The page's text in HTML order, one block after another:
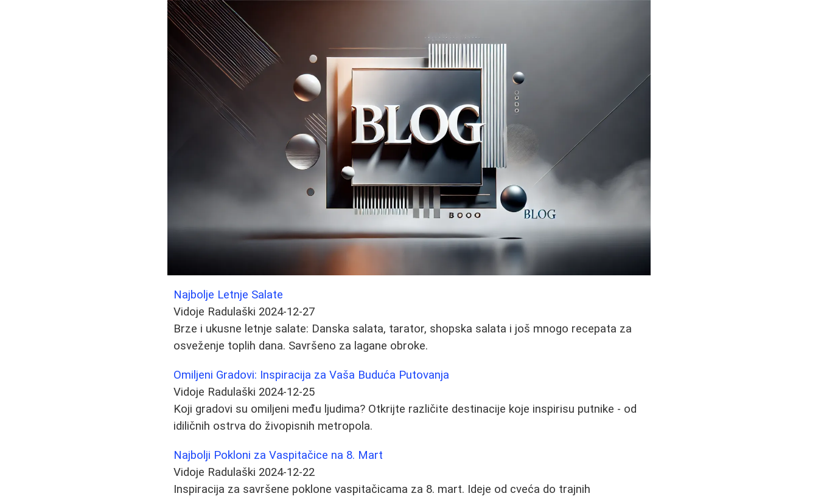
Najbolje Letnje Salate
Vidoje Radulaški 2024-12-27
Brze i ukusne letnje salate: Danska salata, tarator, shopska salata i još mnogo recepata za
osveženje toplih dana. Savršeno za lagane obroke.
Omiljeni Gradovi: Inspiracija za Vaša Buduća Putovanja
Vidoje Radulaški 2024-12-25
Koji gradovi su omiljeni među ljudima? Otkrijte različite destinacije koje inspirisu putnike - od
idiličnih ostrva do živopisnih metropola.
Najbolji Pokloni za Vaspitačice na 8. Mart
Vidoje Radulaški 2024-12-22
Inspiracija za savršene poklone vaspitačicama za 8. mart. Ideje od cveća do trajnih